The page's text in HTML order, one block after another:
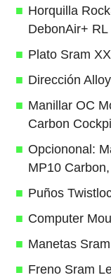
Horquilla
DebonAir+
Plato Sram
Dirección
Manillar OC
Carbon
Opciononal:
MP10
Puños
Computer
Manetas
Freno Sram